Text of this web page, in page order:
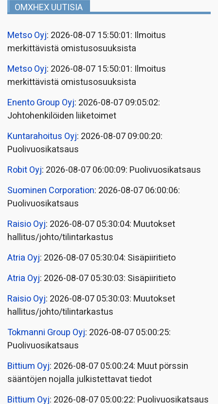
OMXHEX UUTISIA
Metso Oyj: 2026-08-07 15:50:01: Ilmoitus
merkittävistä omistusosuuksista
Metso Oyj: 2026-08-07 15:50:01: Ilmoitus
merkittävistä omistusosuuksista
Enento Group Oyj: 2026-08-07 09:05:02:
Johtohenkilöiden liiketoimet
Kuntarahoitus Oyj: 2026-08-07 09:00:20:
Puolivuosikatsaus
Robit Oyj: 2026-08-07 06:00:09: Puolivuosikatsaus
Suominen Corporation: 2026-08-07 06:00:06:
Puolivuosikatsaus
Raisio Oyj: 2026-08-07 05:30:04: Muutokset
hallitus/johto/tilintarkastus
Atria Oyj: 2026-08-07 05:30:04: Sisäpiiritieto
Atria Oyj: 2026-08-07 05:30:03: Sisäpiiritieto
Raisio Oyj: 2026-08-07 05:30:03: Muutokset
hallitus/johto/tilintarkastus
Tokmanni Group Oyj: 2026-08-07 05:00:25:
Puolivuosikatsaus
Bittium Oyj: 2026-08-07 05:00:24: Muut pörssin
sääntöjen nojalla julkistettavat tiedot
Bittium Oyj: 2026-08-07 05:00:22: Puolivuosikatsaus